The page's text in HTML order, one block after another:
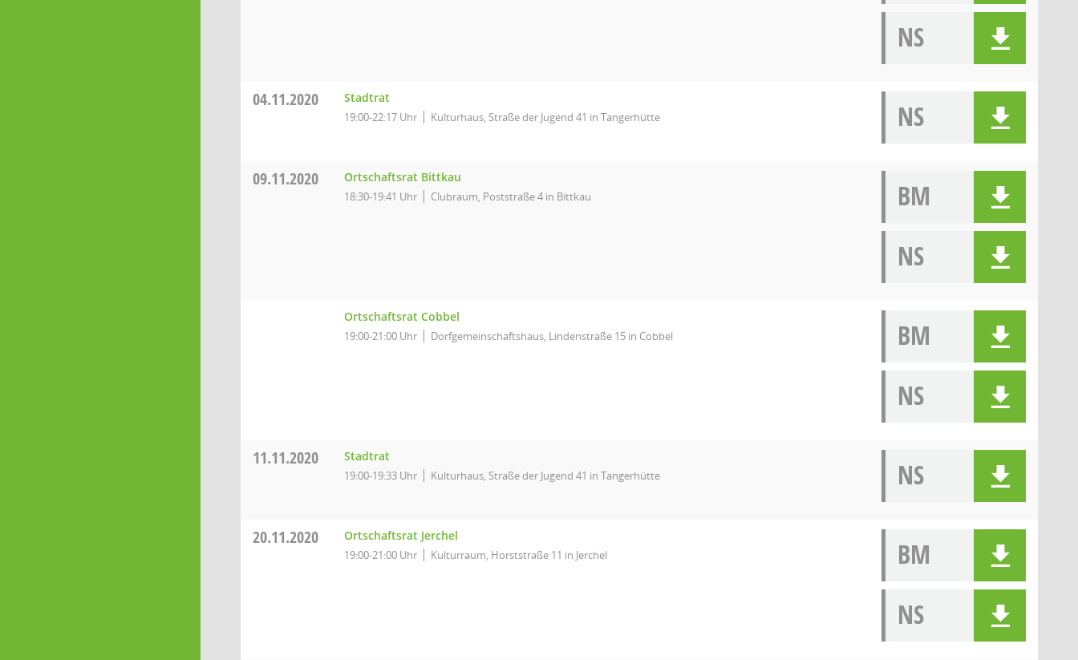
NS
04.11.2020 Stadtrat
19:00-22:17 Uhr Kulturhaus, Straße der Jugend 41 in Tangerhütte NS
09.11.2020 Ortschaftsrat Bittkau
18:30-19:41 Uhr Clubraum, Poststraße 4 in Bittkau
BM
NS
Ortschaftsrat Cobbel
19:00-21:00 Uhr Dorfgemeinschaftshaus, Lindenstraße 15 in Cobbel
BM
NS
11.11.2020 Stadtrat
19:00-19:33 Uhr Kulturhaus, Straße der Jugend 41 in Tangerhütte NS
20.11.2020 Ortschaftsrat Jerchel
19:00-21:00 Uhr Kulturraum, Horststraße 11 in Jerchel
BM
NS